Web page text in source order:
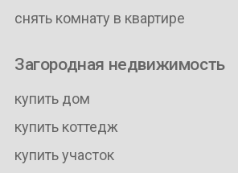
снять комнату в квартире
Загородная недвижимость
купить дом
купить коттедж
купить участок